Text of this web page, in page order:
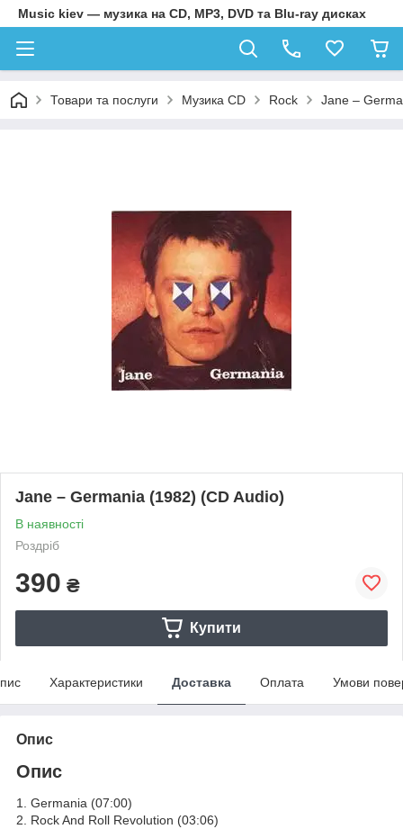
Music kiev — музика на CD, MP3, DVD та Blu-ray дисках
Товари та послуги Музика CD Rock Jane –
Jane – Germania (1982) (CD Audio)
В наявності
Роздріб
390 ₴
Купити
Характеристики Доставка Оплата Умови
Опис
Опис
1. Germania (07:00)
2. Rock And Roll Revolution (03:06)